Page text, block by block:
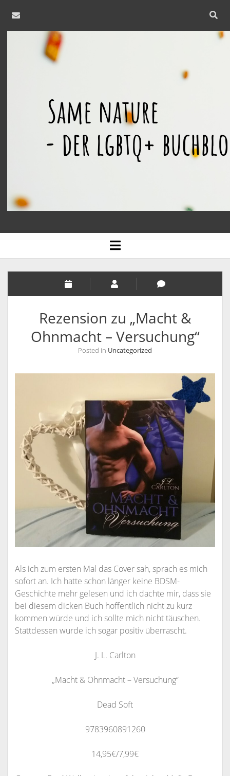
email
Open
bar
same
nature
open
menu
Rezension zu „Macht &
Ohnmacht – Versuchung“
Posted in Uncategorized
Als ich zum ersten Mal das Cover sah, sprach es mich
sofort an. Ich hatte schon länger keine BDSM-
Geschichte mehr gelesen und ich dachte mir, dass sie
bei diesem dicken Buch hoffentlich nicht zu kurz
kommen würde und ich sollte mich nicht täuschen.
Stattdessen wurde ich sogar positiv überrascht.
J. L. Carlton
„Macht & Ohnmacht – Versuchung“
Dead Soft
9783960891260
14,95€/7,99€